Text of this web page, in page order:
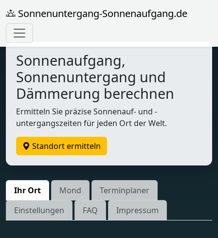
Sonnenuntergang-Sonnenaufgang.de
Sonnenaufgang,
Sonnenuntergang und
Dämmerung berechnen
Ermitteln Sie präzise Sonnenauf- und -
untergangszeiten für jeden Ort der Welt.
Standort ermitteln
Ihr Ort Mond
Terminplaner
Einstellungen
FAQ Impressum